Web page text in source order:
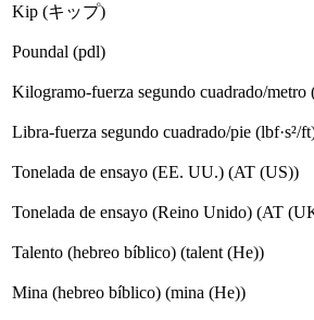
Kip (キップ)
Poundal (pdl)
Kilogramo-fuerza segundo cuadrado/metro
Libra-fuerza segundo cuadrado/pie (lbf·s²/
Tonelada de ensayo (EE. UU.) (AT (US))
Tonelada de ensayo (Reino Unido) (AT
Talento (hebreo bíblico) (talent (He))
Mina (hebreo bíblico) (mina (He))